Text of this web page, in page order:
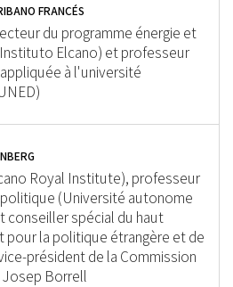
FRANCÉS
du programme énergie et
Elcano) et professeur
à l'université
Royal Institute), professeur
(Université autonome
conseiller spécial du haut
pour la politique étrangère et de
président de la Commission
Borrell